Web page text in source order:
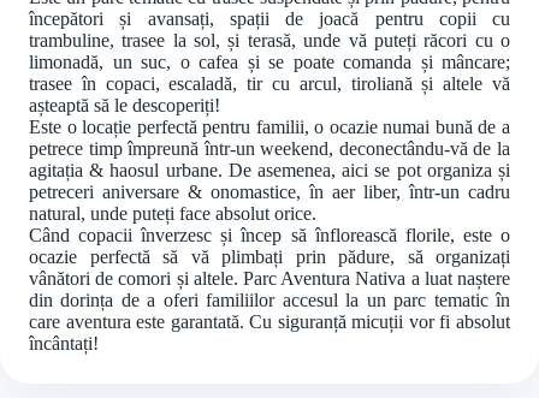
începători și avansați, spații de joacă pentru copii cu
trambuline, trasee la sol, și terasă, unde vă puteți răcori cu o
limonadă, un suc, o cafea și se poate comanda și mâncare;
trasee în copaci, escaladă, tir cu arcul, tiroliană și altele vă
așteaptă să le descoperiți!
Este o locație perfectă pentru familii, o ocazie numai bună de a
petrece timp împreună într-un weekend, deconectându-vă de la
agitația & haosul urbane. De asemenea, aici se pot organiza și
petreceri aniversare & onomastice, în aer liber, într-un cadru
natural, unde puteți face absolut orice.
Când copacii înverzesc și încep să înflorească florile, este o
ocazie perfectă să vă plimbați prin pădure, să organizați
vânători de comori și altele. Parc Aventura Nativa a luat naștere
din dorința de a oferi familiilor accesul la un parc tematic în
care aventura este garantată. Cu siguranță micuții vor fi absolut
încântați!